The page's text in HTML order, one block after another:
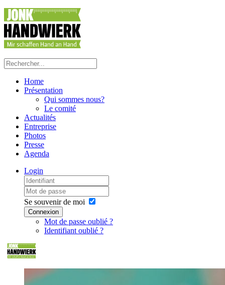
Home
Présentation
Qui sommes nous?
Le comité
Actualités
Entreprise
Photos
Presse
Agenda
Login
Se souvenir de moi
Connexion
Mot de passe oublié ?
Identifiant oublié ?